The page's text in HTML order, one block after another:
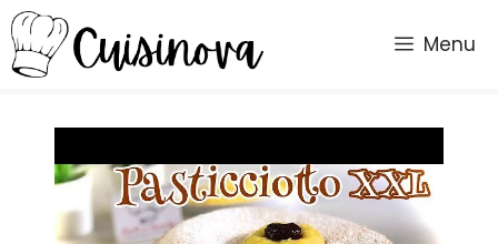
Vai
al
contenuto
Menu